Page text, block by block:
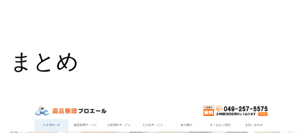
まとめ